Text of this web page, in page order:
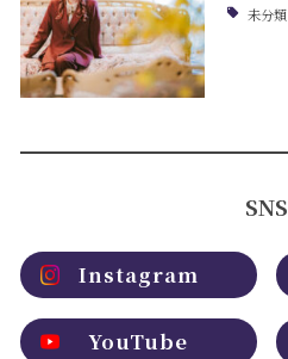
未分類
SNS
Instagram
YouTube